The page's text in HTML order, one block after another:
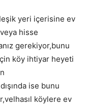
yeri içerisine ev
hisse
gerekiyor,bunu
köy ihtiyar heyeti
ise bunu
köylere ev